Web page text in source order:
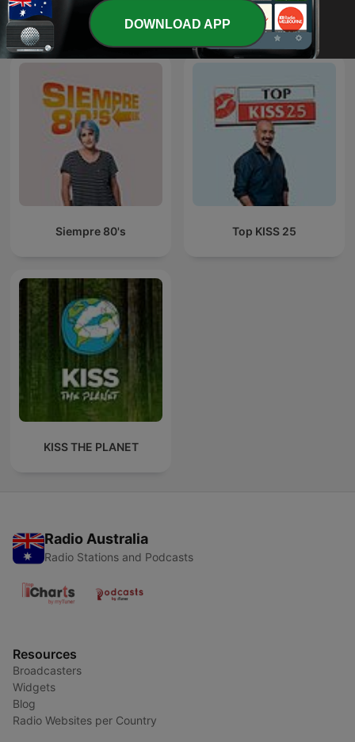
Music Box Play KISS (Completo)
Siempre 80's Top KISS 25
KISS THE PLANET
Radio Australia
Radio Stations and Podcasts
Resources
Broadcasters
Widgets
Blog
Radio Websites per Country
DOWNLOAD APP